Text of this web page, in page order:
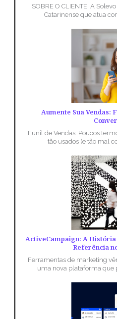
SOBRE O CLIENTE: A
Catarinense que atua
Aumente Sua Vendas:
Funil de Vendas. Poucos
tão usados (e tão mal
ActiveCampaign: A
Referência
Ferramentas de marketing
uma nova plataforma que